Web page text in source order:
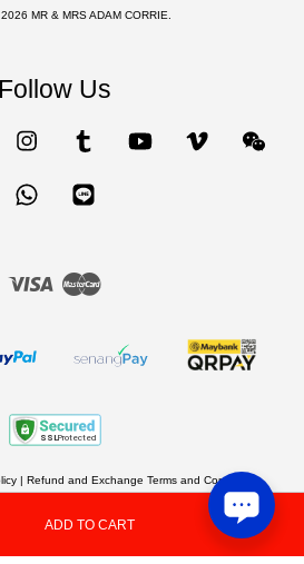
ADD TO CART
MR & MRS ADAM CORRIE.
Follow Us
Instagram Tumblr YouTube Vimeo
Whatsapp
Visa
| Refund and Exchange Terms and Conditions
Share on Twitter